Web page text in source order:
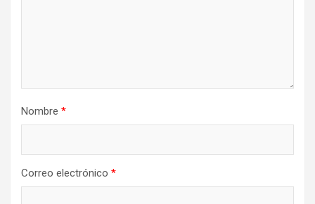
Nombre *
Correo electrónico *